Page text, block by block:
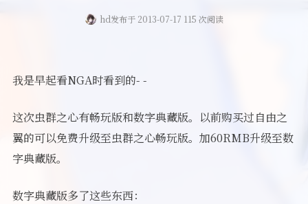
关于
hd发布于 2013-07-17 115 次阅读
我是早起看NGA时看到的- -
这次虫群之心有畅玩版和数字典藏版。以前购买过自由之
翼的可以免费升级至虫群之心畅玩版。加60RMB升级至数
字典藏版。
数字典藏版多了这些东西：